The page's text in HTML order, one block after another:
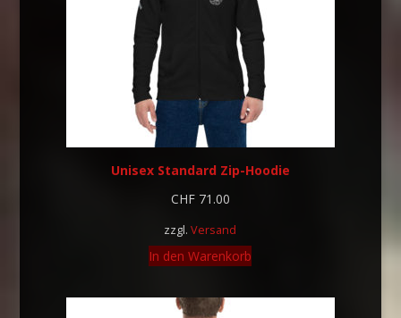
Unisex Standard Zip-Hoodie
CHF71.00
zzgl.Versand
In den Warenkorb